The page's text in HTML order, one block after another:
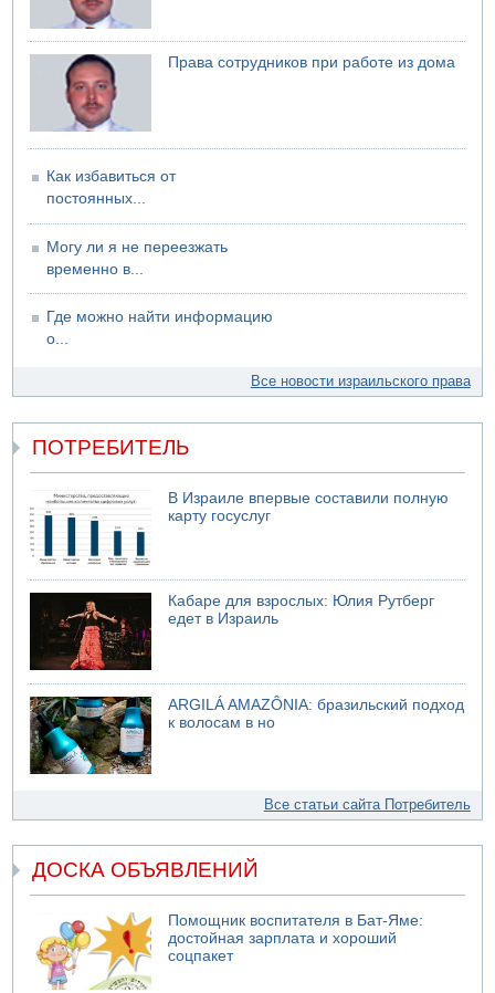
06.08.2026 12:06
США не будут давить на Израиль в вопросе Ливана
06.08.2026 11:41
Трое подростков ограбили сексшоп в Холоне
Права сотрудников при работе из дома
Как избавиться от
постоянных...
Могу ли я не переезжать
временно в...
Где можно найти информацию
о...
Все новости израильского права
ПОТРЕБИТЕЛЬ
В Израиле впервые составили полную
карту госуслуг
Кабаре для взрослых: Юлия Рутберг
едет в Израиль
ARGILÁ AMAZÔNIA: бразильский подход
к волосам в но
Все статьи сайта Потребитель
ДОСКА ОБЪЯВЛЕНИЙ
Помощник воспитателя в Бат-Яме:
достойная зарплата и хороший
соцпакет